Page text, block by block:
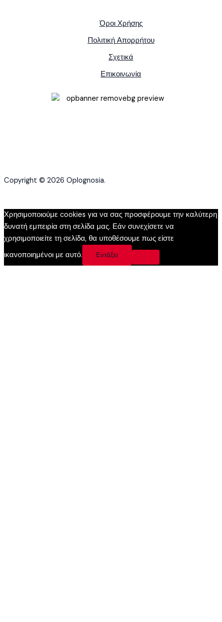
Όροι Χρήσης
Πολιτική Απορρήτου
Σχετικά
Επικοινωνία
Copyright © 2026 Oplognosia.
Χρησιμοποιούμε cookies για να σας προσφέρουμε την καλύτερη
δυνατή εμπειρία στη σελίδα μας. Εάν συνεχίσετε να
χρησιμοποιείτε τη σελίδα, θα υποθέσουμε πως είστε
ικανοποιημένοι με αυτό.
Εντάξει